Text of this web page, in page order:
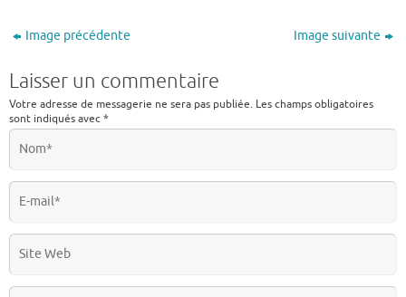
Image précédente Image suivante
Laisser un commentaire
Votre adresse de messagerie ne sera pas publiée. Les champs obligatoires
sont indiqués avec*